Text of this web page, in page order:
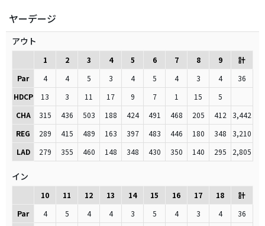
ヤーデージ
アウト
1 2 3 4 5 6 7 8 9
計
Par
4 4 5 3 4 5 4 3 4
36
HDCP
13 3 11 17 9 7 1 15
5
CHA
315 436 503 188 424 491 468 205 412
3,442
REG
289 415 489 163 397 483 446 180 348
3,210
LAD
279 355 460 148 348 430 350 140 295 2,805
イン
10 11 12 13 14 15 16 17 18
計
Par
4 5 4 4 3 5 4 3 4
36